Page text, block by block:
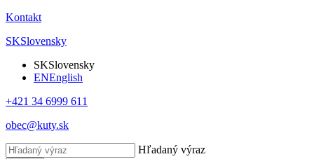
Kontakt
SKSlovensky
SKSlovensky
ENEnglish
+421 34 6999 611
obec@kuty.sk
Hľadaný výraz